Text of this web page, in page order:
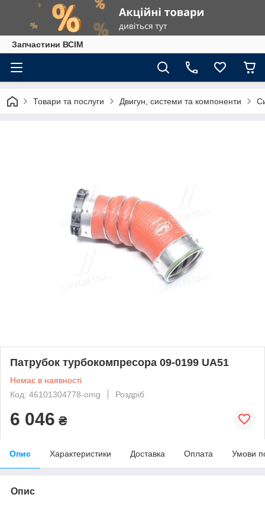
Запчастини ВСІМ
Товари та послуги Двигун, системи та компоненти
Патрубок турбокомпресора 09-0199 UA51
Немає в наявності
Код: 46101304778-omg
Роздріб
6 046 ₴
Опис Характеристики Доставка Оплата Умови
Опис